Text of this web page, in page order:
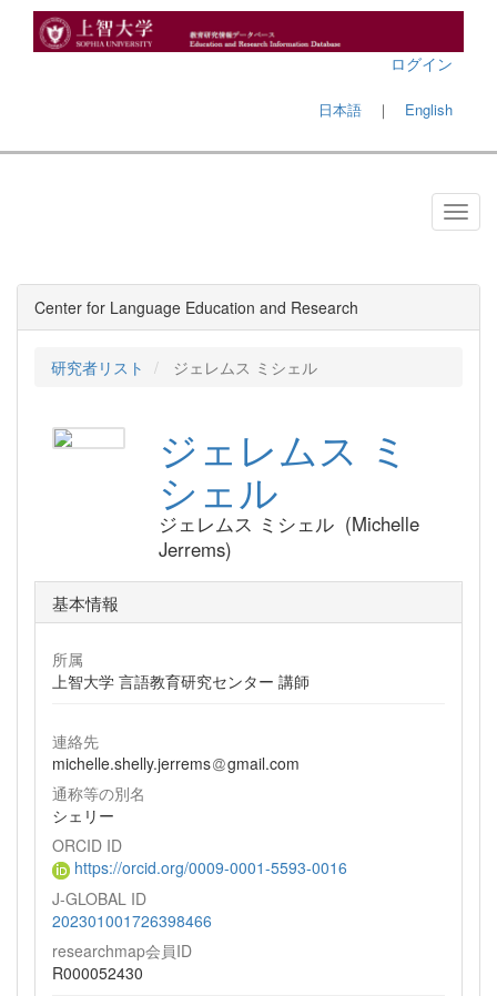
ログイン
日本語 ｜ English
Center for Language Education and Research
研究者リスト ジェレムス ミシェル
ジェレムス ミ
シェル
ジェレムス ミシェル (Michelle
Jerrems)
基本情報
所属
上智大学 言語教育研究センター 講師
連絡先
michelle.shelly.jerrems
gmail.com
通称等の別名
シェリー
ORCID ID
https://orcid.org/0009-0001-5593-0016
J-GLOBAL ID
202301001726398466
researchmap会員ID
R000052430